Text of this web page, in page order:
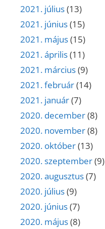
2021. július(13)
2021. június(15)
2021. május(15)
2021. április(11)
2021. március(9)
2021. február(14)
2021. január(7)
2020. december(8)
2020. november(8)
2020. október(13)
2020. szeptember(9)
2020. augusztus(7)
2020. július(9)
2020. június(7)
2020. május(8)